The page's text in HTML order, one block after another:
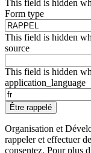
This field is hidden
Form type
This field is hidden
source
This field is hidden
application_language
Être rappelé
Organisation et
rappeler et effectuer
consentez. Pour plus